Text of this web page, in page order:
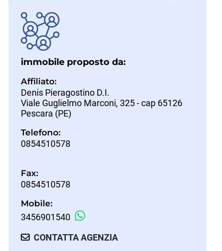
immobile proposto da:
Affiliato:
Denis Pieragostino D.I.
Viale Guglielmo Marconi, 325 - cap 65126
Pescara (PE)
Telefono:
0854510578
Fax:
0854510578
Mobile:
3456901540
CONTATTA AGENZIA